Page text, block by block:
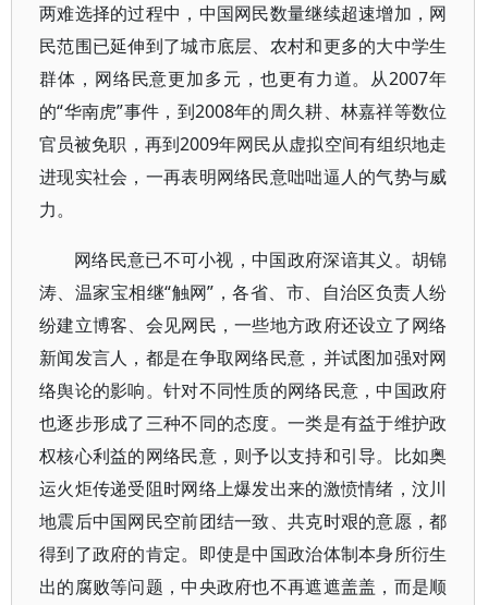
两难选择的过程中，中国网民数量继续超速增加，网
民范围已延伸到了城市底层、农村和更多的大中学生
群体，网络民意更加多元，也更有力道。从2007年
的“华南虎”事件，到2008年的周久耕、林嘉祥等数位
官员被免职，再到2009年网民从虚拟空间有组织地走
进现实社会，一再表明网络民意咄咄逼人的气势与威
力。
网络民意已不可小视，中国政府深谙其义。胡锦
涛、温家宝相继“触网”，各省、市、自治区负责人纷
纷建立博客、会见网民，一些地方政府还设立了网络
新闻发言人，都是在争取网络民意，并试图加强对网
络舆论的影响。针对不同性质的网络民意，中国政府
也逐步形成了三种不同的态度。一类是有益于维护政
权核心利益的网络民意，则予以支持和引导。比如奥
运火炬传递受阻时网络上爆发出来的激愤情绪，汶川
地震后中国网民空前团结一致、共克时艰的意愿，都
得到了政府的肯定。即使是中国政治体制本身所衍生
出的腐败等问题，中央政府也不再遮遮盖盖，而是顺